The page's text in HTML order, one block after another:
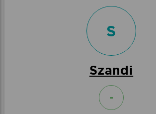
S
Szandi
-